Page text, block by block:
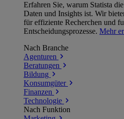
Erfahren Sie, warum Statista
Daten und Insights ist. Wir
für effiziente Recherchen und
Entscheidungsprozesse. Mehr
Nach Branche
Agenturen
Beratungen
Bildung
Konsumgüter
Finanzen
Technologie
Nach Funktion